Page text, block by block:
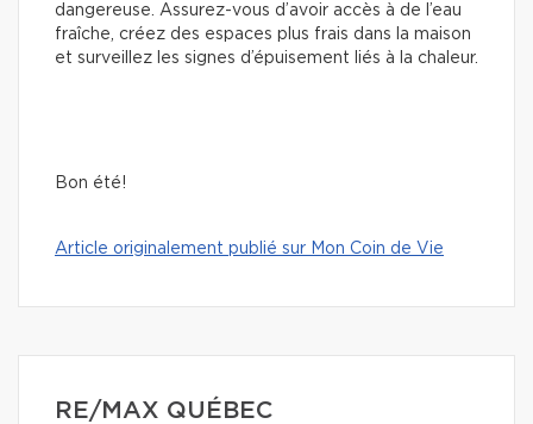
dangereuse. Assurez-vous d’avoir accès à de l’eau
fraîche, créez des espaces plus frais dans la maison
et surveillez les signes d’épuisement liés à la chaleur.
Bon été!
Article originalement publié sur Mon Coin de Vie
RE/MAX QUÉBEC